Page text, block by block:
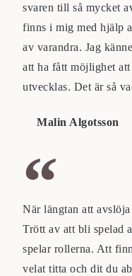
svaren till så mycket
finns i mig med hjälp
av varandra. Jag
att ha fått möjlighet
utvecklas. Det är så
Malin Algotsson
När längtan att
Trött av att bli spelad
spelar rollerna. Att
velat titta och dit du